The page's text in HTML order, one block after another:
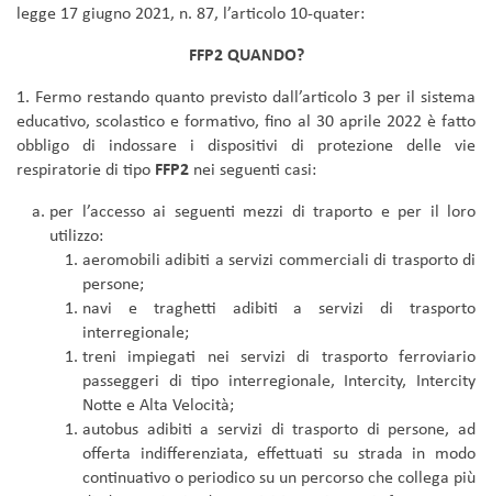
legge 17 giugno 2021, n. 87, l’articolo 10-quater:
FFP2 QUANDO?
1. Fermo restando quanto previsto dall’articolo 3 per il sistema
educativo, scolastico e formativo, fino al 30 aprile 2022 è fatto
obbligo di indossare i dispositivi di protezione delle vie
respiratorie di tipo FFP2 nei seguenti casi:
per l’accesso ai seguenti mezzi di traporto e per il loro
utilizzo:
aeromobili adibiti a servizi commerciali di trasporto di
persone;
navi e traghetti adibiti a servizi di trasporto
interregionale;
treni impiegati nei servizi di trasporto ferroviario
passeggeri di tipo interregionale, Intercity, Intercity
Notte e Alta Velocità;
autobus adibiti a servizi di trasporto di persone, ad
offerta indifferenziata, effettuati su strada in modo
continuativo o periodico su un percorso che collega più